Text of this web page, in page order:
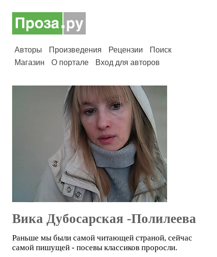
Авторы Произведения Рецензии
Поиск
Магазин
О портале Вход для авторов
Вика Дубосарская -Полилеева
Раньше мы были самой читающей страной, сейчас
самой пишущей - посевы классиков проросли.